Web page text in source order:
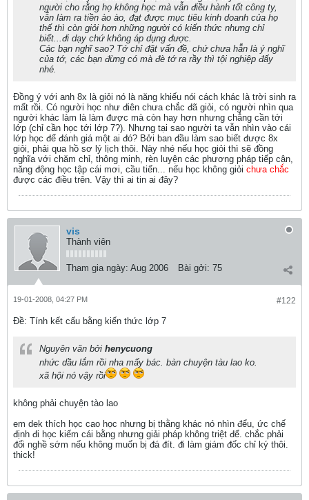
người cho rằng họ không học mà vẫn điều hành tốt công ty,
vẫn làm ra tiền ào ào, đạt được mục tiêu kinh doanh của họ
thế thì còn giỏi hơn những người có kiến thức nhưng chỉ
biết...đi dạy chứ không áp dụng được.
Các bạn nghĩ sao? Tớ chỉ đặt vấn đề, chứ chưa hẵn là ý nghĩ
của tớ, các bạn đừng có mà đè tớ ra rầy thì tội nghiệp đấy
nhé.
Đồng ý với anh 8x là giỏi nó là năng khiếu nói cách khác là trời sinh ra
mất rồi. Có người học như điên chưa chắc đã giỏi, có người nhìn qua
người khác làm là làm được mà còn hay hơn nhưng chẳng cần tới
lớp (chỉ cần học tới lớp 7?). Nhưng tại sao người ta vẫn nhìn vào cái
lớp học để đánh giá một ai đó? Bởi ban đầu làm sao biết được 8x
giỏi, phải qua hồ sơ lý lịch thôi. Này nhé nếu học giỏi thì sẽ đồng
nghĩa với chăm chỉ, thông minh, rèn luyện các phương pháp tiếp cận,
năng động học tập cái mơi, cầu tiến... nếu học không giỏi chưa chắc
được các điều trên. Vậy thì ai tin ai đây?
vis
Thành viên
Tham gia ngày: Aug 2006 Bài gởi: 75
#122
19-01-2008, 04:27 PM
Ðề: Tính kết cấu bằng kiến thức lớp 7
Nguyên văn bởi henycuong
nhức dầu lắm rồi nha mấy bác. bàn chuyện tàu lao ko.
xã hội nó vậy rồi
không phải chuyện tào lao
em dek thích học cao học nhưng bị thằng khác nó nhìn đểu, ức chế
định đi học kiếm cái bằng nhưng giải pháp không triệt để. chắc phải
đổi nghề sớm nếu không muốn bị đá đít. đi làm giám đốc chỉ ký thôi.
thick!